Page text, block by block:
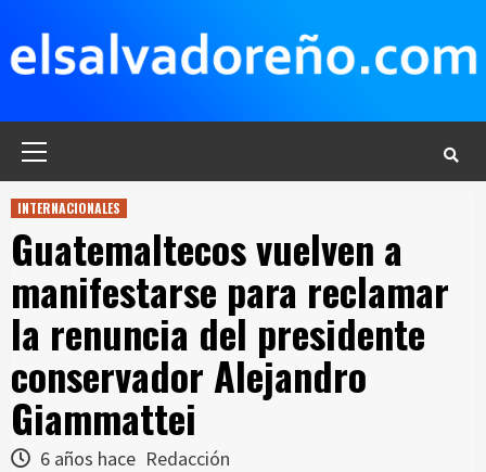
contenido
INTERNACIONALES
Guatemaltecos vuelven a
manifestarse para reclamar
la renuncia del presidente
conservador Alejandro
Giammattei
6 años hace Redacción